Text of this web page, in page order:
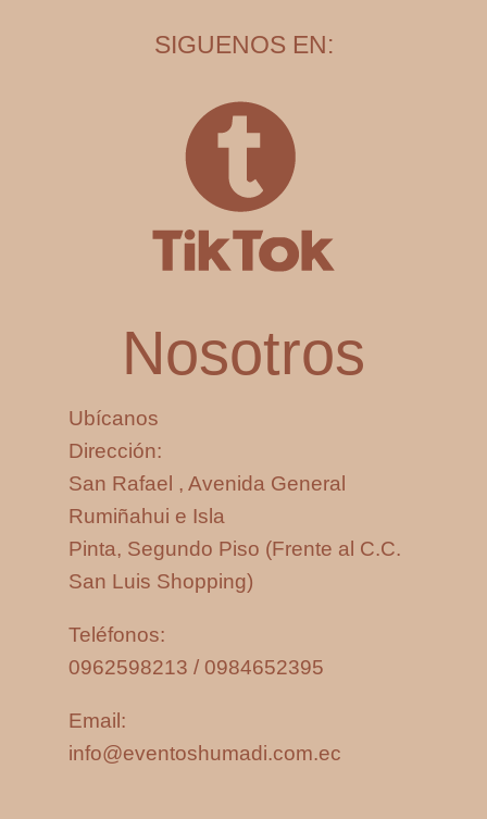
SIGUENOS EN:
Nosotros
San Rafael , Avenida General
Pinta, Segundo Piso (Frente al C.C.
San Luis Shopping)
info@eventoshumadi.com.ec